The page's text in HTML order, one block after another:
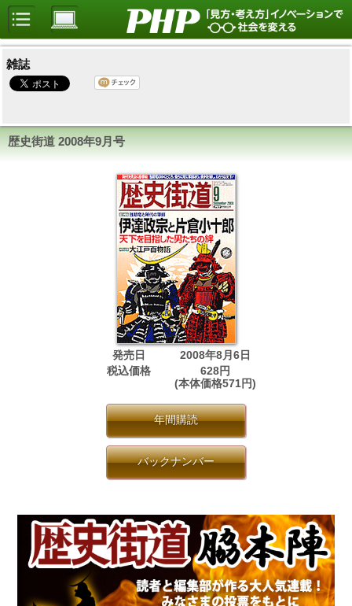
雑誌
歴史街道 2008年9月号
発売日
2008年8月6日
税込価格
628円
(本体価格571円)
年間購読
バックナンバー